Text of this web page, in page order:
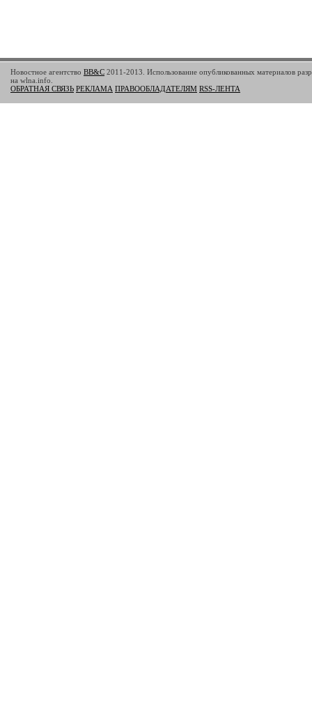
Новостное агентство BB&C 2011-2013. Использование опубликованных материалов
на wlna.info.
ОБРАТНАЯ СВЯЗЬ РЕКЛАМА ПРАВООБЛАДАТЕЛЯМ RSS-ЛЕНТА